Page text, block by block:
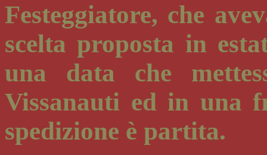
Festeggiatore, che
scelta proposta in
una data che
Vissanauti ed in una
spedizione è partita.